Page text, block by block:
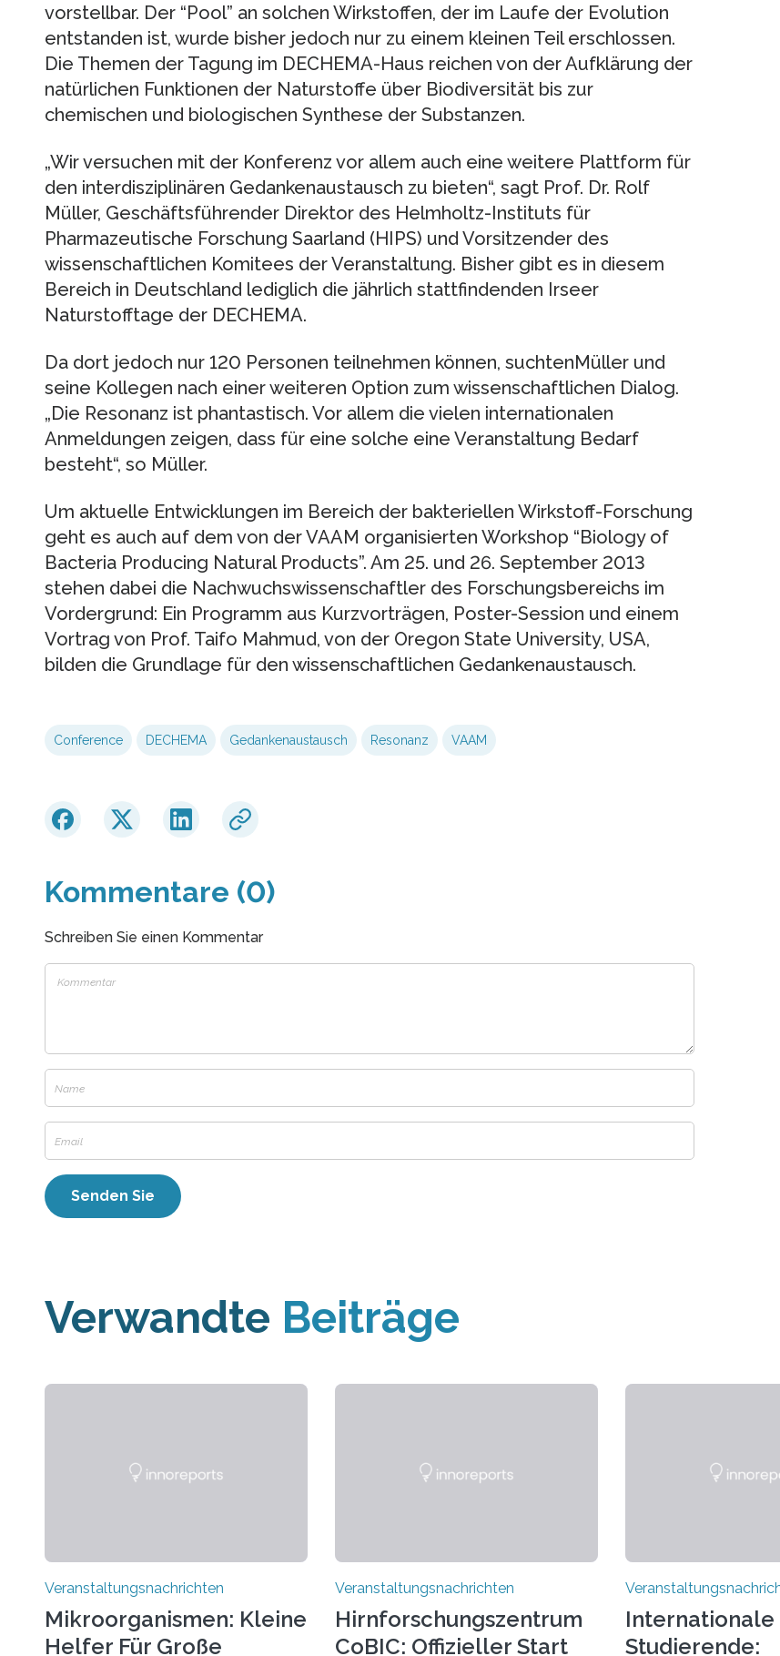
vorstellbar. Der “Pool” an solchen Wirkstoffen, der im Laufe der Evolution
entstanden ist, wurde bisher jedoch nur zu einem kleinen Teil erschlossen.
Die Themen der Tagung im DECHEMA-Haus reichen von der Aufklärung der
natürlichen Funktionen der Naturstoffe über Biodiversität bis zur
chemischen und biologischen Synthese der Substanzen.
„Wir versuchen mit der Konferenz vor allem auch eine weitere Plattform für
den interdisziplinären Gedankenaustausch zu bieten“, sagt Prof. Dr. Rolf
Müller, Geschäftsführender Direktor des Helmholtz-Instituts für
Pharmazeutische Forschung Saarland (HIPS) und Vorsitzender des
wissenschaftlichen Komitees der Veranstaltung. Bisher gibt es in diesem
Bereich in Deutschland lediglich die jährlich stattfindenden Irseer
Naturstofftage der DECHEMA.
Da dort jedoch nur 120 Personen teilnehmen können, suchtenMüller und
seine Kollegen nach einer weiteren Option zum wissenschaftlichen Dialog.
„Die Resonanz ist phantastisch. Vor allem die vielen internationalen
Anmeldungen zeigen, dass für eine solche eine Veranstaltung Bedarf
besteht“, so Müller.
Um aktuelle Entwicklungen im Bereich der bakteriellen Wirkstoff-Forschung
geht es auch auf dem von der VAAM organisierten Workshop “Biology of
Bacteria Producing Natural Products”. Am 25. und 26. September 2013
stehen dabei die Nachwuchswissenschaftler des Forschungsbereichs im
Vordergrund: Ein Programm aus Kurzvorträgen, Poster-Session und einem
Vortrag von Prof. Taifo Mahmud, von der Oregon State University, USA,
bilden die Grundlage für den wissenschaftlichen Gedankenaustausch.
Conference DECHEMA Gedankenaustausch Resonanz VAAM
Kommentare (0)
Schreiben Sie einen Kommentar
Verwandte Beiträge
Veranstaltungsnachrichten
Mikroorganismen: Kleine
Helfer Für Große
Veranstaltungsnachrichten
Hirnforschungszentrum
CoBIC: Offizieller Start
Internationale
Studierende: